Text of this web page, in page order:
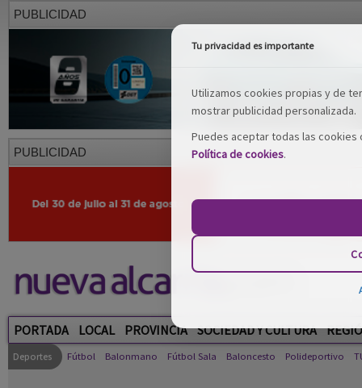
PUBLICIDAD
PUBLICIDAD
PORTADA LOCAL PROVINCIA SOCIEDAD Y CULTURA
Deportes Fútbol Balonmano Fútbol Sala Baloncesto Polideportivo
Tu privacidad es importante
Utilizamos cookies propias y de
mostrar publicidad personalizada.
Puedes aceptar todas las
Política de cookies.